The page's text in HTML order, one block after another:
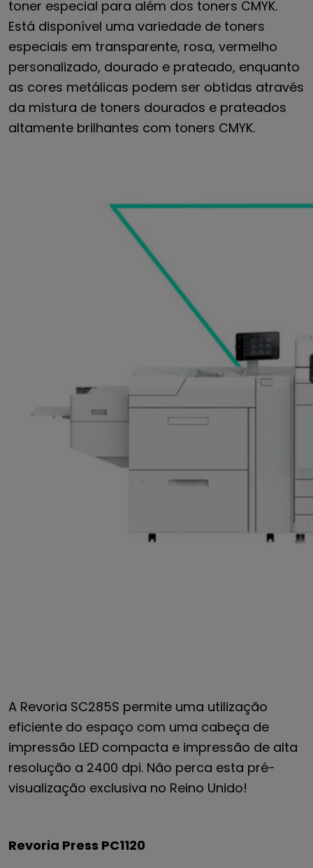
toner especial para além dos toners CMYK.
Está disponível uma variedade de toners
especiais em transparente, rosa, vermelho
personalizado, dourado e prateado, enquanto
as cores metálicas podem ser obtidas através
da mistura de toners dourados e prateados
altamente brilhantes com toners CMYK.
A Revoria SC285S permite uma utilização
eficiente do espaço com uma cabeça de
impressão LED compacta e impressão de alta
resolução a 2400 dpi. Não perca esta pré-
visualização exclusiva no Reino Unido!
Revoria Press PC1120